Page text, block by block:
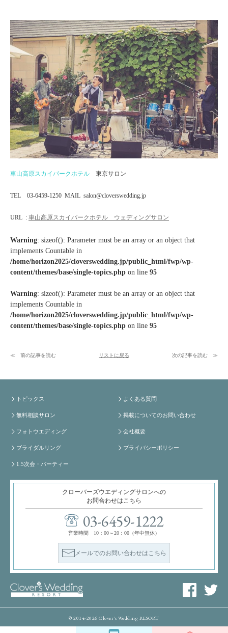
車山高原スカイパークホテル 東京サロン
TEL 03-6459-1250 MAIL salon@cloverswedding.jp
URL : 車山高原スカイパークホテル ウェディングサロン
Warning: sizeof(): Parameter must be an array or an object that
implements Countable in
/home/horizon2025/cloverswedding.jp/public_html/fwp/wp-
content/themes/base/single-topics.php on line 95
Warning: sizeof(): Parameter must be an array or an object that
implements Countable in
/home/horizon2025/cloverswedding.jp/public_html/fwp/wp-
content/themes/base/single-topics.php on line 95
前の記事を読む リストに戻る 次の記事を読む
トピックス
無料相談サロン
フォトウエディング
ブライダルリング
1.5次会・パーティー
よくある質問
掲載についてのお問い合わせ
会社概要
プライバシーポリシー
クローバーズウエディングサロンへの
お問合わせはこちら
03-6459-1222
営業時間 10：00～20：00（年中無休）
メールでのお問い合わせはこちら
© 2014-2026 Clover's Wedding RESORT